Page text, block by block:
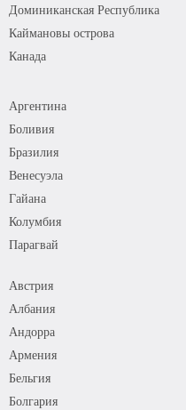
Доминиканская Республика
Каймановы острова
Канада
Аргентина
Боливия
Бразилия
Венесуэла
Гайана
Колумбия
Парагвай
Австрия
Албания
Андорра
Армения
Бельгия
Болгария